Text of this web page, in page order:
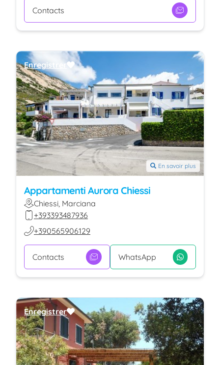
Contacts
En savoir plus
Appartamenti Aurora Chiessi
Chiessi, Marciana
+393393487936
+390565906129
Contacts WhatsApp
Enregistrer
Enregistrer